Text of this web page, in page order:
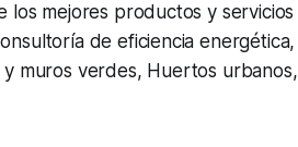
los mejores productos y
de eficiencia
y muros verdes, Huertos